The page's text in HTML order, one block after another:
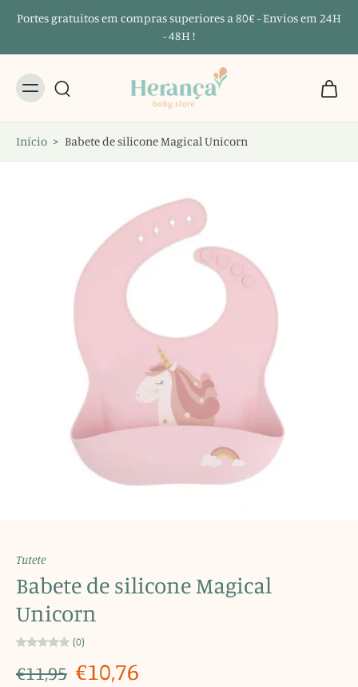
Portes gratuitos em compras superiores a 80€ - Envios em 24H
- 48H !
Início > Babete de silicone Magical Unicorn
Tutete
Babete de silicone Magical
Unicorn
(0)
€11,95 €10,76